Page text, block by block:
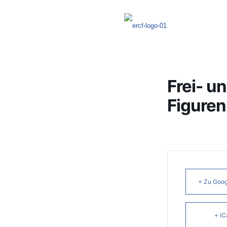
Frei-
+ Zu
+